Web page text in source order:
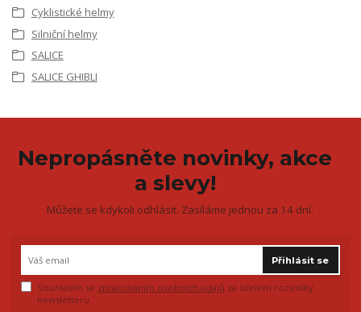
Cyklistické helmy
Silniční helmy
SALICE
SALICE GHIBLI
Nepropásněte novinky, akce
a slevy!
Můžete se kdykoli odhlásit. Zasíláme jednou za 14 dní.
Přihlásit se
Souhlasím se zpracováním osobních údajů za účelem rozesílky
newsletteru.